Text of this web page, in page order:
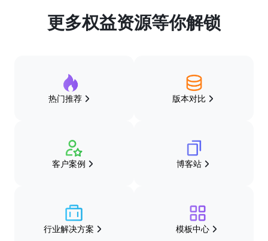
更多权益资源等你解锁
热门推荐 版本对比
客户案例 博客站
行业解决方案 模板中心